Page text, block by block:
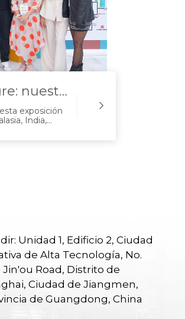
Win Hope Office Furniture: nuestra experiencia en The HIVE FURNITURE SHOW, SHARJAH, EAU
exposición
India,
Unidad 1, Edificio 2, Ciudad
de Alta Tecnología, No.
Jin'ou Road, Distrito de
Ciudad de Jiangmen,
de Guangdong, China